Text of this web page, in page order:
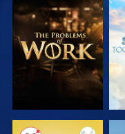
VERKEN DE
SERIE